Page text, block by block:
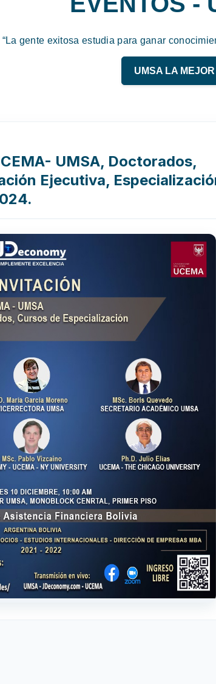
“La gente exitosa estudia para ganar
UMSA LA MEJOR
UMSA, Doctorados,
Ejecutiva,